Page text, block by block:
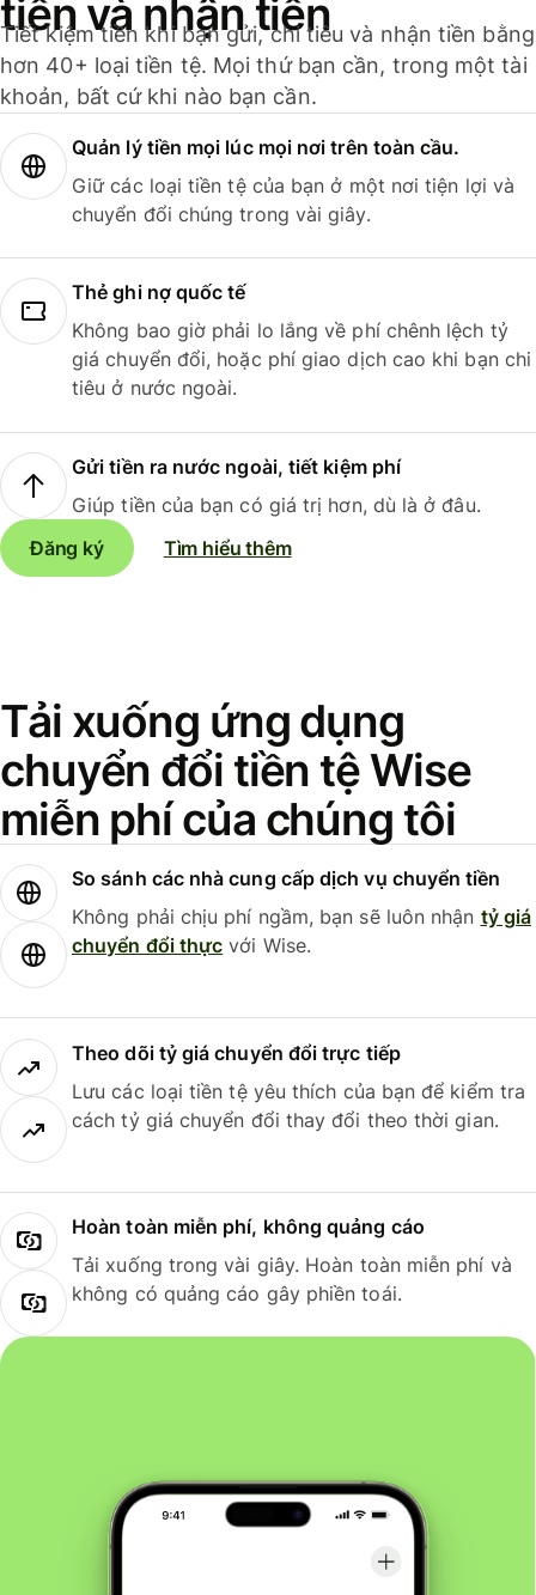
tiền và nhận tiền
Tiết kiệm tiền khi bạn gửi, chi tiêu và nhận tiền bằng
hơn 40+ loại tiền tệ. Mọi thứ bạn cần, trong một tài
khoản, bất cứ khi nào bạn cần.
Quản lý tiền mọi lúc mọi nơi trên toàn cầu.
Giữ các loại tiền tệ của bạn ở một nơi tiện lợi và
chuyển đổi chúng trong vài giây.
Thẻ ghi nợ quốc tế
Không bao giờ phải lo lắng về phí chênh lệch tỷ
giá chuyển đổi, hoặc phí giao dịch cao khi bạn chi
tiêu ở nước ngoài.
Gửi tiền ra nước ngoài, tiết kiệm phí
Giúp tiền của bạn có giá trị hơn, dù là ở đâu.
Đăng ký
Tìm hiểu thêm
Tải xuống ứng dụng
chuyển đổi tiền tệ Wise
miễn phí của chúng tôi
So sánh các nhà cung cấp dịch vụ chuyển tiền
Không phải chịu phí ngầm, bạn sẽ luôn nhận tỷ giá
chuyển đổi thực với Wise.
Theo dõi tỷ giá chuyển đổi trực tiếp
Lưu các loại tiền tệ yêu thích của bạn để kiểm tra
cách tỷ giá chuyển đổi thay đổi theo thời gian.
Hoàn toàn miễn phí, không quảng cáo
Tải xuống trong vài giây. Hoàn toàn miễn phí và
không có quảng cáo gây phiền toái.